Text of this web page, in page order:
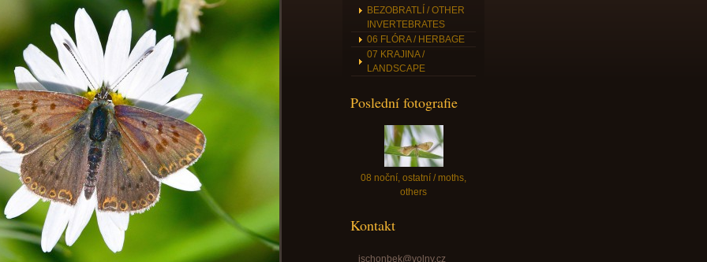
BEZOBRATLÍ / OTHER
INVERTEBRATES
06 FLÓRA / HERBAGE
07 KRAJINA /
LANDSCAPE
Poslední fotografie
08 noční, ostatní / moths,
others
Kontakt
jschonbek@volny.cz